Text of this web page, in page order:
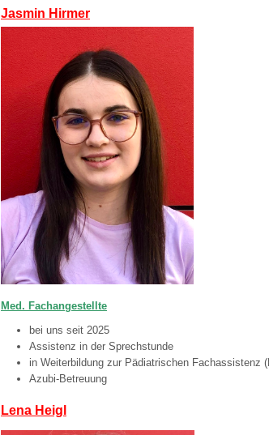
Jasmin Hirmer
Med. Fachangestellte
bei uns seit 2025
Assistenz in der Sprechstunde
in Weiterbildung zur Pädiatrischen Fachassistenz
Azubi-Betreuung
Lena Heigl